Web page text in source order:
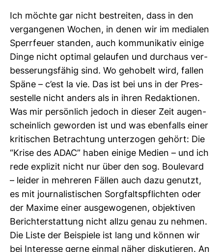
Ich möchte gar nicht bestreiten, dass in den
ver­gan­genen Wochen, in denen wir im medialen
Sperr­feuer standen, auch kom­mu­ni­kativ einige
Dinge nicht optimal gelaufen und durchaus ver­
bes­se­rungs­fähig sind. Wo geho­belt wird, fallen
Späne – c’est la vie. Das ist bei uns in der Pres­
se­stelle nicht anders als in ihren Redak­tionen.
Was mir per­sön­lich jedoch in dieser Zeit augen­
schein­lich geworden ist und was eben­falls einer
kri­ti­schen Betrach­tung unter­zogen gehört: Die
“Krise des ADAC” haben einige Medien – und ich
rede explizit nicht nur über den sog. Bou­le­vard
– leider in meh­reren Fällen auch dazu genutzt,
es mit jour­na­lis­ti­schen Sorg­falts­pflichten oder
der Maxime einer aus­ge­wo­genen, objek­tiven
Bericht­erstat­tung nicht allzu genau zu nehmen.
Die Liste der Bei­spiele ist lang und können wir
bei Inter­esse gerne einmal näher dis­ku­tieren. An